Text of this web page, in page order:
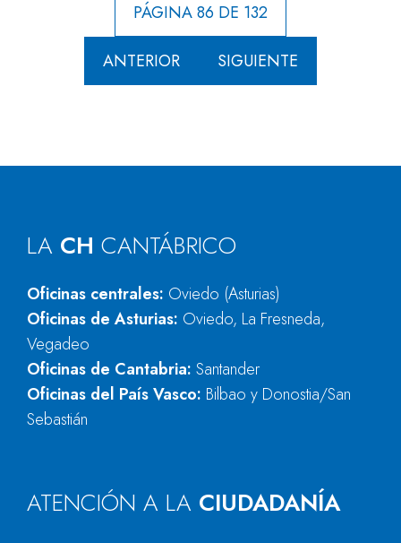
PÁGINA 86 DE 132
ANTERIOR SIGUIENTE
LA CH CANTÁBRICO
Oficinas centrales: Oviedo (Asturias)
Oficinas de Asturias: Oviedo, La Fresneda,
Vegadeo
Oficinas de Cantabria: Santander
Oficinas del País Vasco: Bilbao y Donostia/San
Sebastián
ATENCIÓN A LA CIUDADANÍA